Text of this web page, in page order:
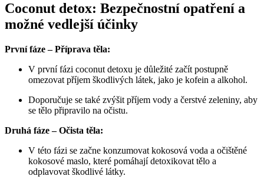
Coconut detox: Bezpečnostní opatření a
možné vedlejší účinky
První fáze – Příprava těla:
V první fázi coconut detoxu je důležité začít postupně
omezovat příjem škodlivých látek, jako je kofein a alkohol.
Doporučuje se také zvýšit příjem vody a čerstvé zeleniny, aby
se tělo připravilo na očistu.
Druhá fáze – Očista těla:
V této fázi se začne konzumovat kokosová voda a očištěné
kokosové maslo, které pomáhají detoxikovat tělo a
odplavovat škodlivé látky.